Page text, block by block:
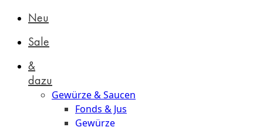
Neu
Sale
&
dazu
Gewürze & Saucen
Fonds & Jus
Gewürze